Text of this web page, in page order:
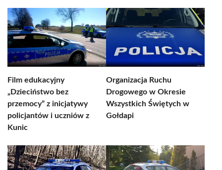
Film edukacyjny
„Dzieciństwo bez
przemocy” z inicjatywy
policjantów i uczniów z
Kunic
Organizacja Ruchu
Drogowego w Okresie
Wszystkich Świętych w
Gołdapi